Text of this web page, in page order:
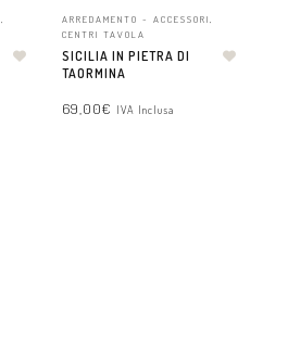
,
ARREDAMENTO - ACCESSORI,
CENTRI TAVOLA
SICILIA IN PIETRA DI
TAORMINA
69,00€ IVA Inclusa